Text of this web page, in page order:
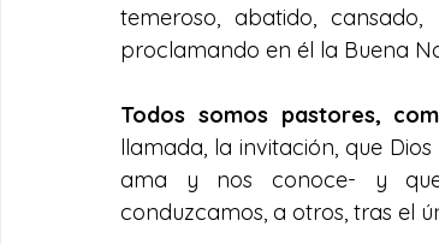
temeroso, abatido, cansado,
proclamando en él la Buena
Todos somos pastores,
llamada, la invitación, que
ama y nos conoce- y
conduzcamos, a otros, tras el